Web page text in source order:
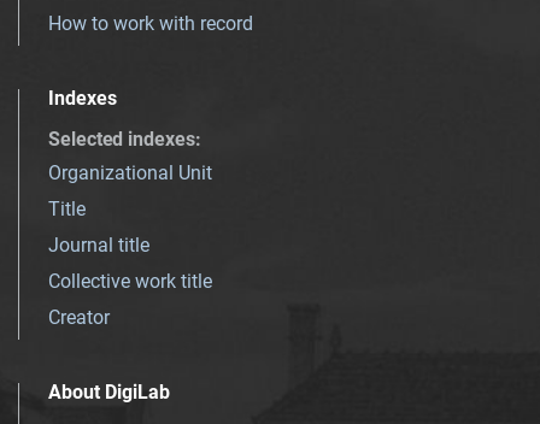
How to work with record
Indexes
Selected indexes:
Organizational Unit
Title
Journal title
Collective work title
Creator
About DigiLab